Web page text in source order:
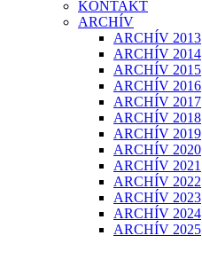
KONTAKT
ARCHÍV
ARCHÍV 2013
ARCHÍV 2014
ARCHÍV 2015
ARCHÍV 2016
ARCHÍV 2017
ARCHÍV 2018
ARCHÍV 2019
ARCHÍV 2020
ARCHÍV 2021
ARCHÍV 2022
ARCHÍV 2023
ARCHÍV 2024
ARCHÍV 2025